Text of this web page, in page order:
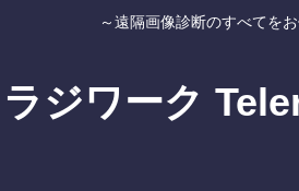
～遠隔画像診断のすべてを
ジワーク